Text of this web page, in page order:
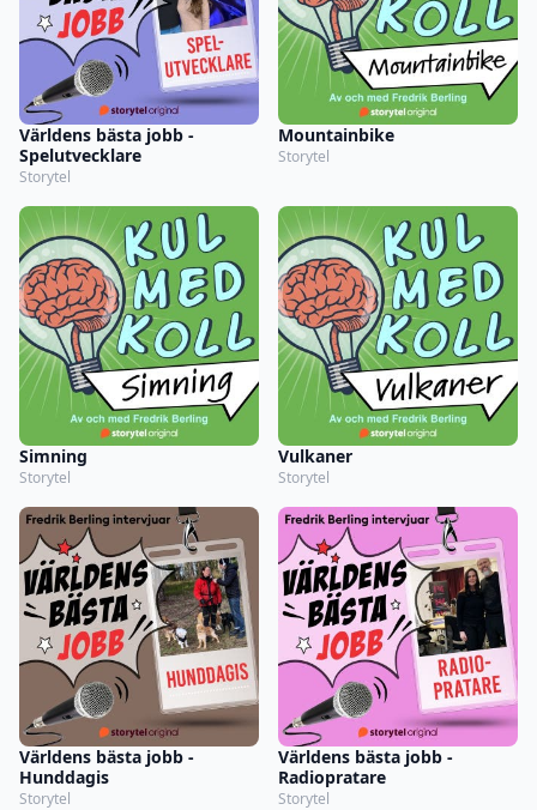
Världens bästa jobb -
Spelutvecklare
Storytel
Mountainbike
Storytel
Simning
Storytel
Vulkaner
Storytel
Världens bästa jobb -
Hunddagis
Storytel
Världens bästa jobb -
Radiopratare
Storytel